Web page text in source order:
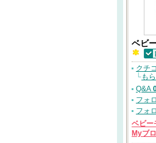
ベビ
認
クチ
└も
Q&A
フォ
フォ
ベビー
Myブ